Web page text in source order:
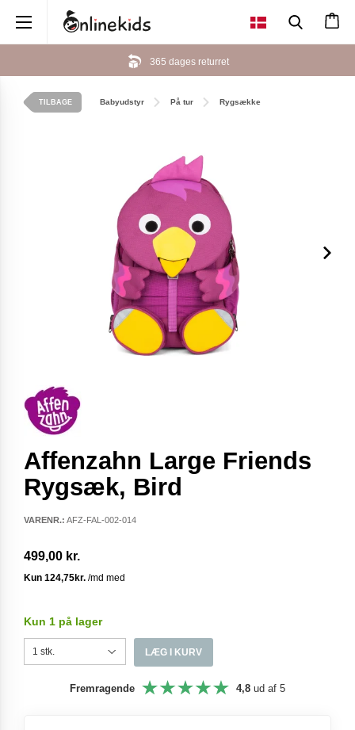
365 dages returret
TILBAGE Babyudstyr På tur Rygsække
Affenzahn Large Friends
Rygsæk, Bird
VARENR.: AFZ-FAL-002-014
499,00 kr.
Kun 1 på lager
LÆG I KURV
Fremragende 4,8 ud af 5